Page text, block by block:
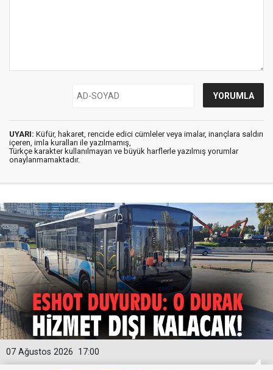
UYARI: Küfür, hakaret, rencide edici cümleler veya imalar, inançlara saldırı
içeren, imla kuralları ile yazılmamış,
Türkçe karakter kullanılmayan ve büyük harflerle yazılmış yorumlar
onaylanmamaktadır.
17:00
07 Ağustos 2026